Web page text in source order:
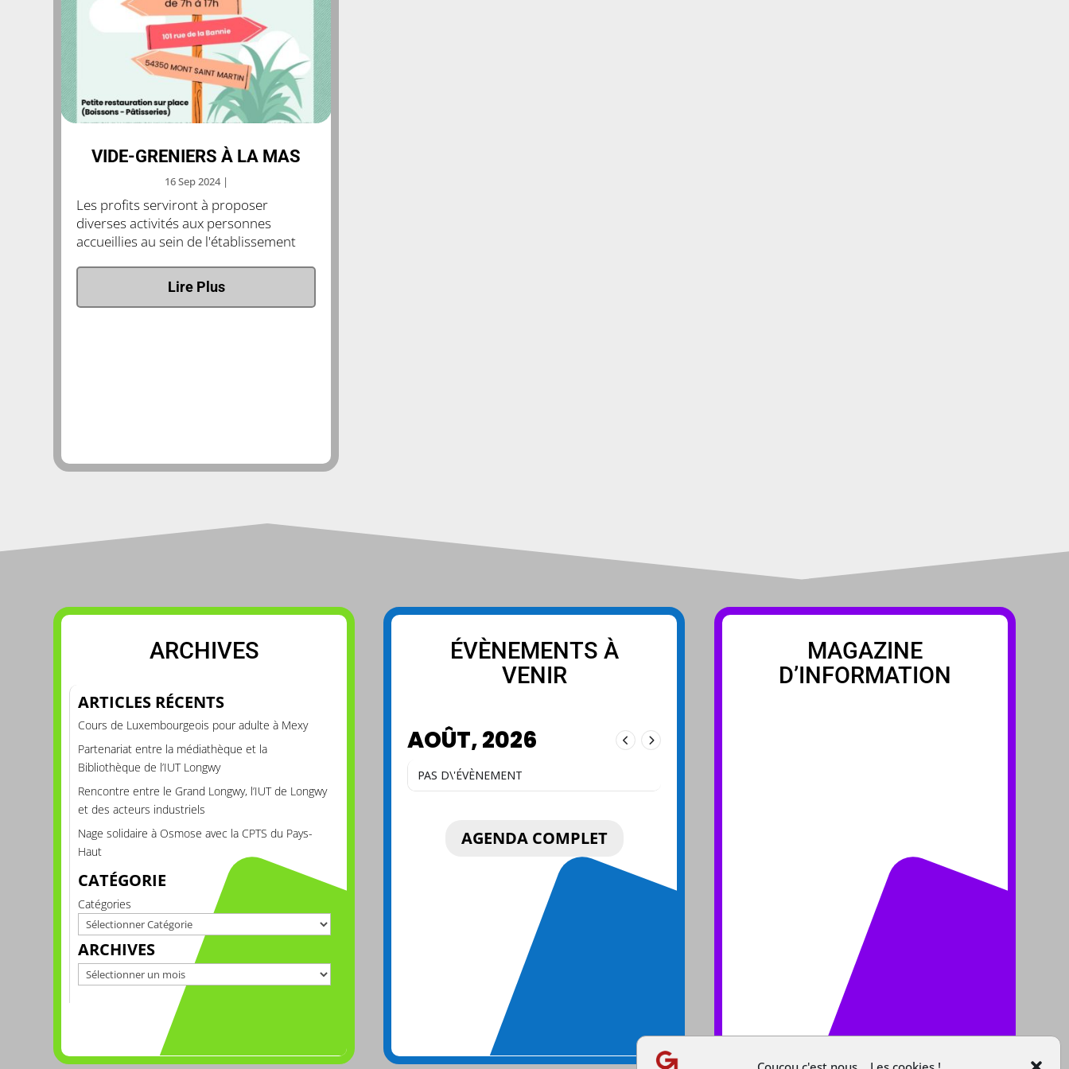
VIDE-GRENIERS À LA MAS
16 Sep 2024|
Les profits serviront à proposer
diverses activités aux personnes
accueillies au sein de l'établissement
Lire Plus
ARCHIVES
ARTICLES RÉCENTS
Cours de Luxembourgeois pour adulte à Mexy
Partenariat entre la médiathèque et la
Bibliothèque de l’IUT Longwy
Rencontre entre le Grand Longwy, l’IUT de Longwy
et des acteurs industriels
Nage solidaire à Osmose avec la CPTS du Pays-
Haut
CATÉGORIE
Catégories
ARCHIVES
Archives
ÉVÈNEMENTS À
VENIR
AOÛT, 2026
PAS D\'ÉVÈNEMENT
AGENDA COMPLET
MAGAZINE
D’INFORMATION